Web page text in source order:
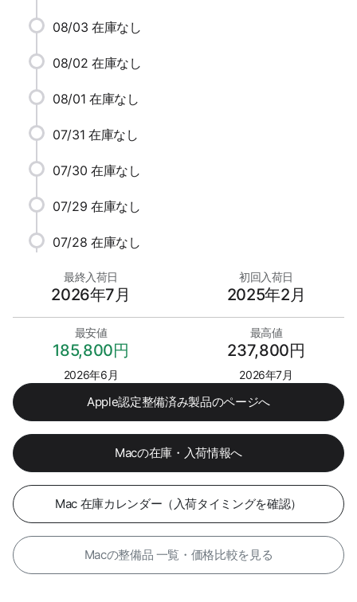
08/03 在庫なし
08/02 在庫なし
08/01 在庫なし
07/31 在庫なし
07/30 在庫なし
07/29 在庫なし
07/28 在庫なし
最終入荷日
2026年7月
初回入荷日
2025年2月
最安値
185,800円
2026年6月
最高値
237,800円
2026年7月
Apple認定整備済み製品のページへ
Macの在庫・入荷情報へ
Mac 在庫カレンダー（入荷タイミングを確認）
Macの整備品 一覧・価格比較を見る